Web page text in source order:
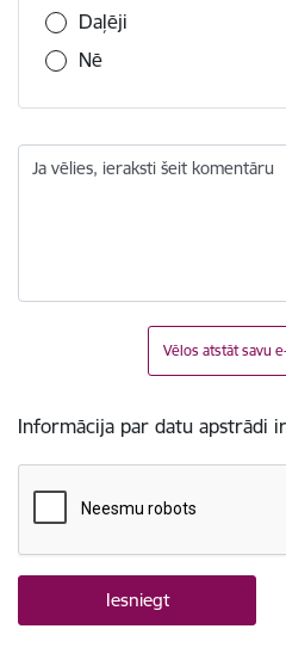
Daļēji
Nē
Ja vēlies, ieraksti šeit komentāru
Vēlos atstāt savu
Informācija par datu apstrādi